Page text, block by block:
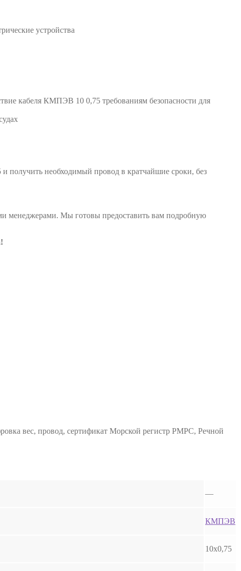
устройства
кабеля КМПЭВ 10 0,75 требованиям безопасности для
получить необходимый провод в кратчайшие сроки, без
менеджерами. Мы готовы предоставить вам подробную
вес, провод, сертификат Морской регистр РМРС, Речной
—
КМПЭВ
10х0,75